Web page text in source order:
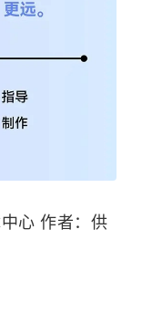
心 作者：供